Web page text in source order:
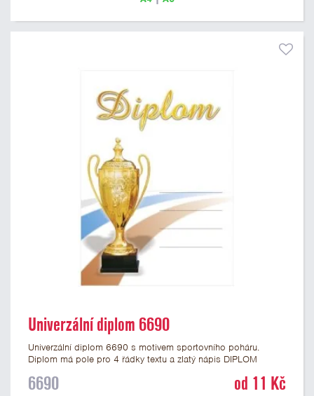
Univerzální diplom 6690
Univerzální diplom 6690 s motivem sportovního poháru.
Diplom má pole pro 4 řádky textu a zlatý nápis DIPLOM
formátu A4 a A5. Tento diplom je vhodný pro většinu událostí,
6690 od 11 Kč